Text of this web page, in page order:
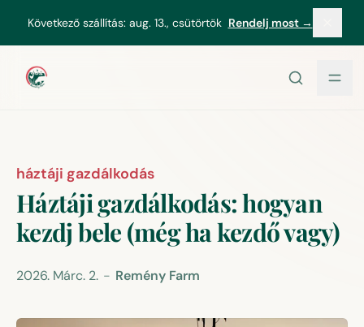
Következő szállítás: aug. 13., csütörtök Rendelj most →
háztáji gazdálkodás
Háztáji gazdálkodás: hogyan
kezdj bele (még ha kezdő vagy)
2026. Márc. 2. - Remény Farm